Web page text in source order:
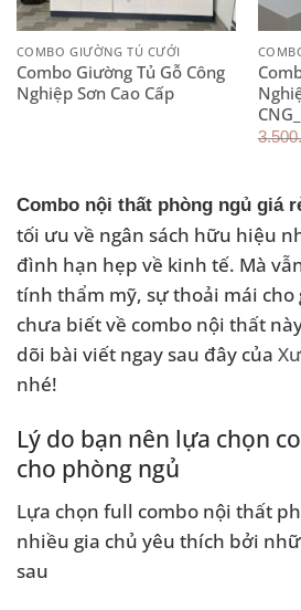
COMBO GIƯỜNG TỦ CƯỚI
Combo Giường Tủ Gỗ Công
Nghiệp Sơn Cao Cấp
Combo nội thất phòng ngủ giá
tối ưu về ngân sách hữu hiệu
đình hạn hẹp về kinh tế. Mà
tính thẩm mỹ, sự thoải mái cho
chưa biết về combo nội thất
dõi bài viết ngay sau đây của
nhé!
Lý do bạn nên lựa chọn
cho phòng ngủ
Lựa chọn full combo nội thất
nhiều gia chủ yêu thích bởi
sau